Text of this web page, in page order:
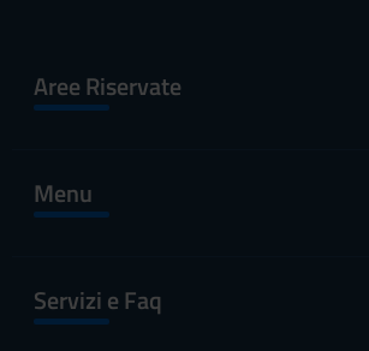
Aree Riservate
Menu
Servizi e Faq